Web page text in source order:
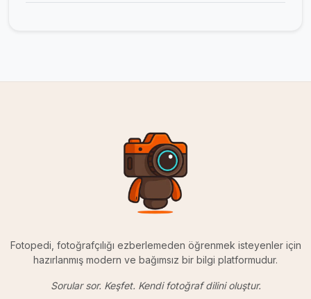
Fotopedi, fotoğrafçılığı ezberlemeden öğrenmek isteyenler için
hazırlanmış modern ve bağımsız bir bilgi platformudur.
Sorular sor. Keşfet. Kendi fotoğraf dilini oluştur.